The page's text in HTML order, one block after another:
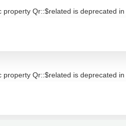
property Qr::$related is deprecated in
property Qr::$related is deprecated in